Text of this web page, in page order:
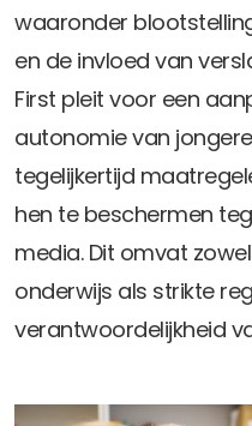
PSD2-me-niet
Nieuwsbrieven
Contact
Privacybeleid
ANBI Status
Playlist
waaronder
en de invloed van
First pleit voor een
autonomie van
tegelijkertijd
hen te beschermen
media. Dit omvat
onderwijs als strikte
verantwoordelijkheid